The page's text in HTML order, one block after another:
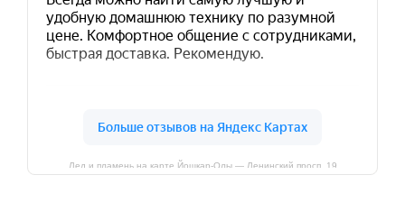
Лед и пламень на карте Йошкар‑Олы — Ленинский просп.,19